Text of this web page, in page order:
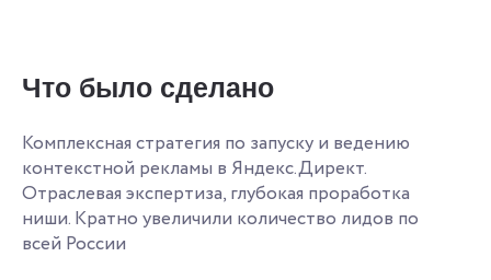
Что было сделано
Комплексная стратегия по запуску и ведению
контекстной рекламы в Яндекс.Директ.
Отраслевая экспертиза, глубокая проработка
ниши. Кратно увеличили количество лидов по
всей России